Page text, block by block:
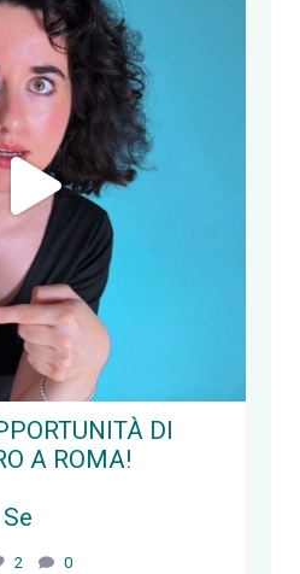
DI LAVORO A ROMA!
Giu 24
0
DI
A ROMA!
Se
2 0